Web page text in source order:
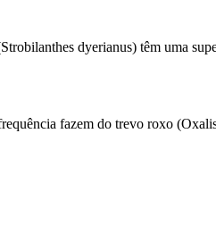
dyerianus) têm uma
fazem do trevo roxo